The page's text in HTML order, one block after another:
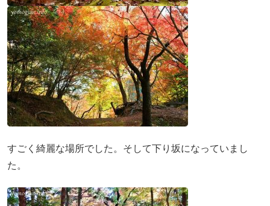
すごく綺麗な場所でした。そして下り坂になっていまし
た。